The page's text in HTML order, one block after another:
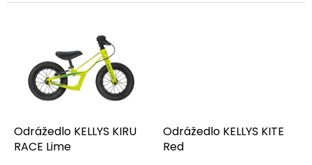
Odrážedlo KELLYS KIRU
RACE Lime
Odrážedlo KELLYS KITE
Red